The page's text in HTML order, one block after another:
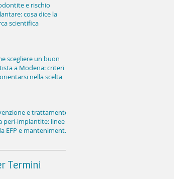
e rischio
cosa dice la
scientifica
scegliere un buon
a Modena: criteri
nella scelta
e trattamento
peri-implantite: linee
EFP e mantenimento
Termini